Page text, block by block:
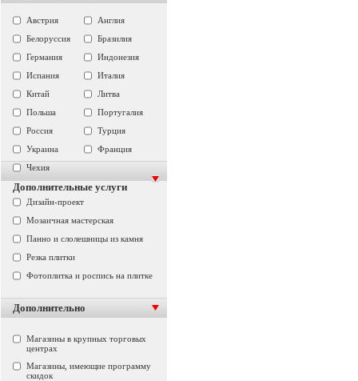
Австрия
Англия
Белоруссия
Бразилия
Германия
Индонезия
Испания
Италия
Китай
Литва
Польша
Португалия
Россия
Турция
Украина
Франция
Чехия
Дополнительные услуги
Дизайн-проект
Мозаичная мастерская
Панно и слолешницы из камня
Резка плитки
Фотоплитка и роспись на плитке
Дополнительно
Магазины в крупных торговых
центрах
Магазины, имеющие программу
скидок